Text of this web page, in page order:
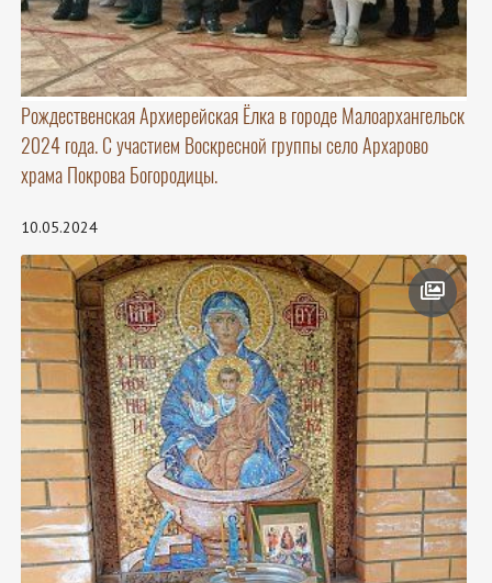
Рождественская Архиерейская Ёлка в городе Малоархангельск
2024 года. С участием Воскресной группы село Архарово
храма Покрова Богородицы.
10.05.2024